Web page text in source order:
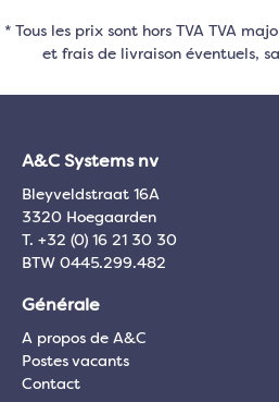
* Tous les prix sont hors TVA TVA
et frais de livraison éventuels,
A&C Systems nv
Bleyveldstraat 16A
3320 Hoegaarden
T. +32 (0) 16 21 30 30
BTW 0445.299.482
Générale
A propos de A&C
Postes vacants
Contact